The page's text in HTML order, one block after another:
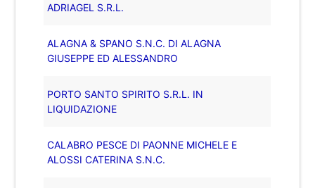
ADRIAGEL S.R.L.
ALAGNA & SPANO S.N.C. DI ALAGNA
GIUSEPPE ED ALESSANDRO
PORTO SANTO SPIRITO S.R.L. IN
LIQUIDAZIONE
CALABRO PESCE DI PAONNE MICHELE E
ALOSSI CATERINA S.N.C.